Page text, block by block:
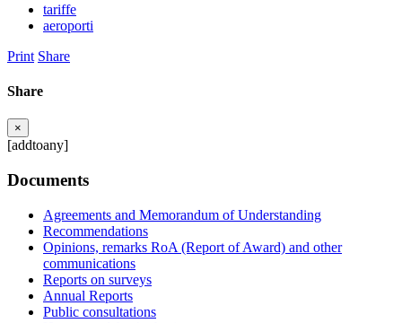
tariffe
aeroporti
Print Share
Share
×
[addtoany]
Documents
Agreements and Memorandum of Understanding
Recommendations
Opinions, remarks RoA (Report of Award) and other
communications
Reports on surveys
Annual Reports
Public consultations